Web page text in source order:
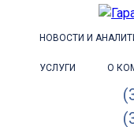
НОВОСТИ И
УСЛУГИ О